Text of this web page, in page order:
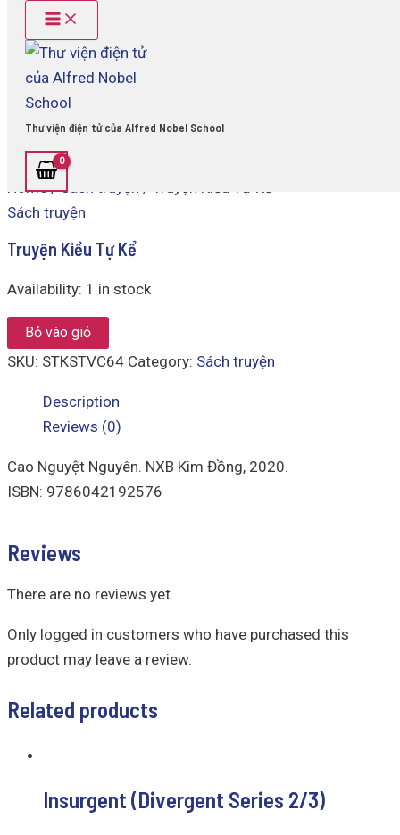
content
Main
Menu
Thư viện điện tử của Alfred Nobel School
Home/Sách truyện / Truyện Kiều Tự Kể
Sách truyện
Truyện Kiều Tự Kể
Availability: 1 in stock
quantity
Bỏ vào giỏ
SKU: STKSTVC64 Category: Sách truyện
Description
Reviews (0)
Cao Nguyệt Nguyên. NXB Kim Đồng, 2020.
ISBN: 9786042192576
Reviews
There are no reviews yet.
Only logged in customers who have purchased this
product may leave a review.
Related products
Insurgent (Divergent Series 2/3)